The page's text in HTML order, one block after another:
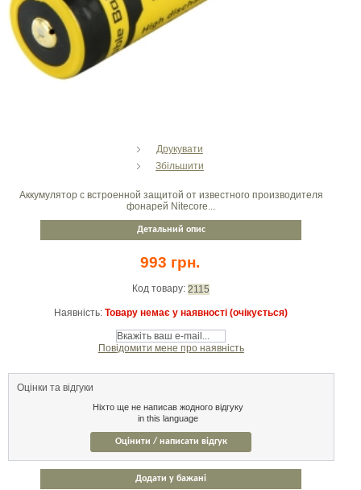
Друкувати
Збільшити
Аккумулятор с встроенной защитой от известного производителя
фонарей Nitecore...
Детальний опис
993 грн.
Код товару: 2115
Наявність: Товару немає у наявності (очікується)
Повідомити мене про наявність
Оцінки та відгуки
Ніхто ще не написав жодного відгуку
in this language
Оцінити / написати відгук
Додати у бажані